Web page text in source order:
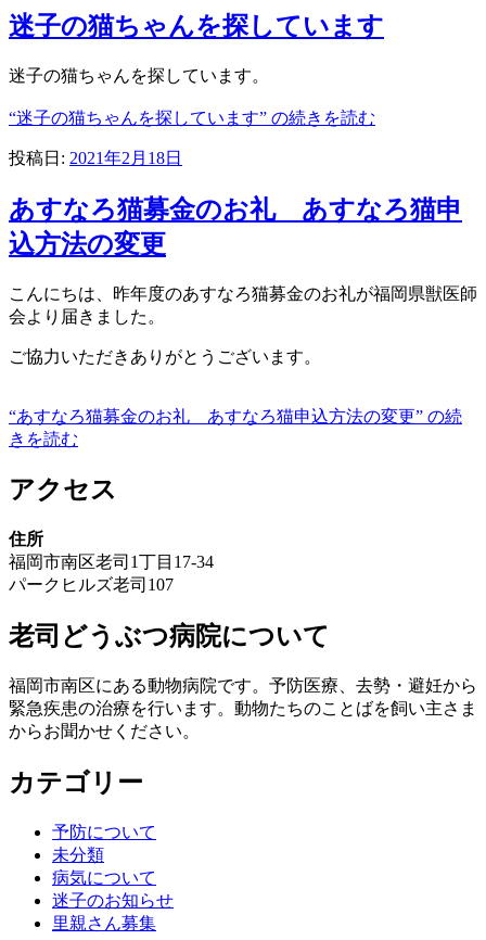
迷子の猫ちゃんを探しています
迷子の猫ちゃんを探しています。
“迷子の猫ちゃんを探しています” の続きを読む
投稿日: 2021年2月18日
あすなろ猫募金のお礼 あすなろ猫申
込方法の変更
こんにちは、昨年度のあすなろ猫募金のお礼が福岡県獣医師
会より届きました。
ご協力いただきありがとうございます。
“あすなろ猫募金のお礼 あすなろ猫申込方法の変更” の続
きを読む
アクセス
住所
福岡市南区老司1丁目17-34
パークヒルズ老司107
老司どうぶつ病院について
福岡市南区にある動物病院です。予防医療、去勢・避妊から
緊急疾患の治療を行います。動物たちのことばを飼い主さま
からお聞かせください。
カテゴリー
予防について
未分類
病気について
迷子のお知らせ
里親さん募集